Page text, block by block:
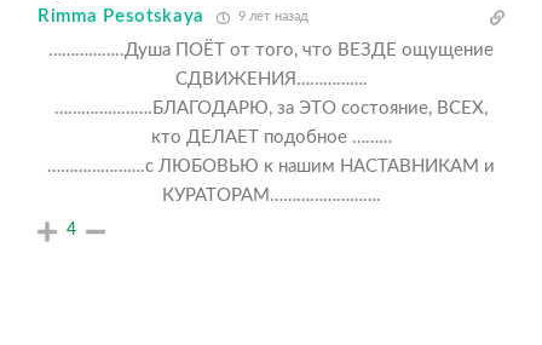
Rimma Pesotskaya 9 лет назад
……………..Душа ПОЁТ от того, что ВЕЗДЕ ощущение
СДВИЖЕНИЯ…………….
………………….БЛАГОДАРЮ, за ЭТО состояние, ВСЕХ,
кто ДЕЛАЕТ подобное ………
………………….с ЛЮБОВЬЮ к нашим НАСТАВНИКАМ и
КУРАТОРАМ…………………….
4